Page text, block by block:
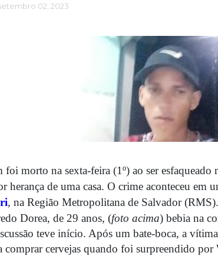
02, 2023
foi morto na sexta-feira (1º) ao ser
herança de uma casa. O crime aconteceu em
, na Região Metropolitana de Salvador (RMS).
Dorea, de 29 anos, (foto acima) bebia na
teve início. Após um bate-boca, a
comprar cervejas quando foi surpreendido